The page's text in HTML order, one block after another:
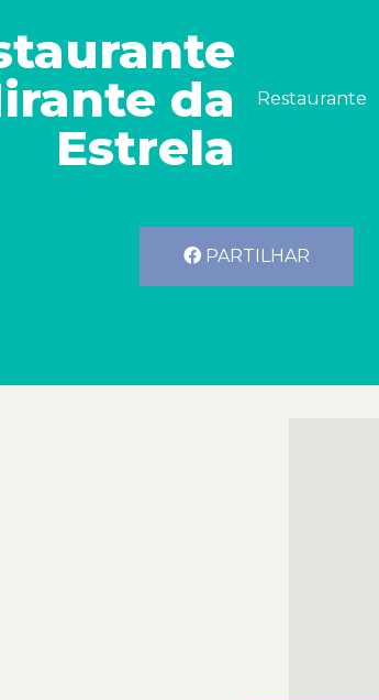
da
Estrela
Restaurante
PARTILHAR